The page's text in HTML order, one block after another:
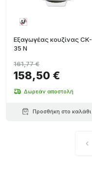
Εξαγωγέας κουζίνας CK-
35 N
158,50 €
161,77 €
Δωρεάν αποστολή
Προσθήκη στο καλάθι